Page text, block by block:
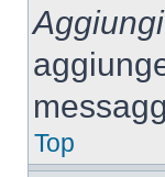
Top